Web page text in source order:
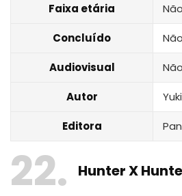
Faixa etária
Concluído Não
Audiovisual Não
Autor
Editora
22 Hunter X